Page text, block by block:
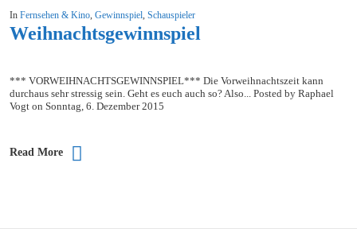
InFernsehen & Kino,Gewinnspiel,Schauspieler
Weihnachtsgewinnspiel
*** VORWEIHNACHTSGEWINNSPIEL*** Die Vorweihnachtszeit kann
durchaus sehr stressig sein. Geht es euch auch so? Also... Posted by Raphael
Vogt on Sonntag, 6. Dezember 2015
Read More